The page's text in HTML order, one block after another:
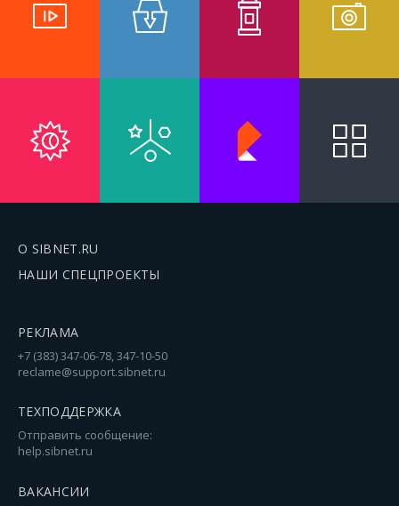
О SIBNET.RU
НАШИ СПЕЦПРОЕКТЫ
РЕКЛАМА
+7 (383) 347-06-78, 347-10-50
reclame@support.sibnet.ru
ТЕХПОДДЕРЖКА
Отправить сообщение:
help.sibnet.ru
ВАКАНСИИ